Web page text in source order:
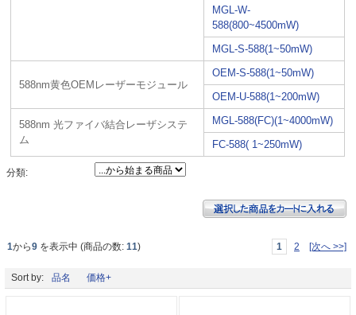
MGL-W-
588(800~4500mW)
MGL-S-588(1~50mW)
588nm黄色OEMレーザーモジュール
OEM-S-588(1~50mW)
OEM-U-588(1~200mW)
588nm 光ファイバ結合レーザシステ
ム
MGL-588(FC)(1~4000mW)
FC-588( 1~250mW)
分類:
1から9 を表示中 (商品の数: 11) 1 2 [次へ >>]
Sort by: 品名 価格+